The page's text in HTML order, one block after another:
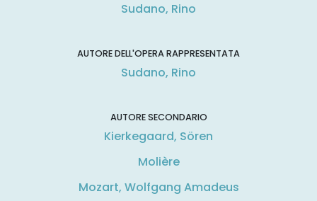
Sudano, Rino
AUTORE DELL'OPERA RAPPRESENTATA
Sudano, Rino
AUTORE SECONDARIO
Kierkegaard, Sören
Molière
Mozart, Wolfgang Amadeus